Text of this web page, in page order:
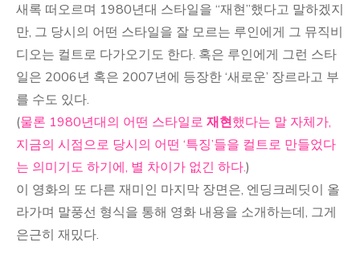
새록 떠오르며 1980년대 스타일을 “재현”했다고 말하겠지
만, 그 당시의 어떤 스타일을 잘 모르는 루인에게 그 뮤직비
디오는 컬트로 다가오기도 한다. 혹은 루인에게 그런 스타
일은 2006년 혹은 2007년에 등장한 ‘새로운’ 장르라고 부
를 수도 있다.
(물론 1980년대의 어떤 스타일로 재현했다는 말 자체가,
지금의 시점으로 당시의 어떤 ‘특징’들을 컬트로 만들었다
는 의미기도 하기에, 별 차이가 없긴 하다.)
이 영화의 또 다른 재미인 마지막 장면은, 엔딩크레딧이 올
라가며 말풍선 형식을 통해 영화 내용을 소개하는데, 그게
은근히 재밌다.